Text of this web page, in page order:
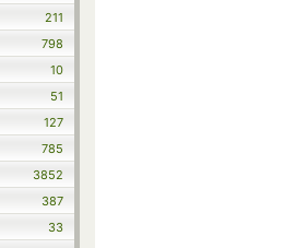
211
798
10
51
127
785
3852
387
33